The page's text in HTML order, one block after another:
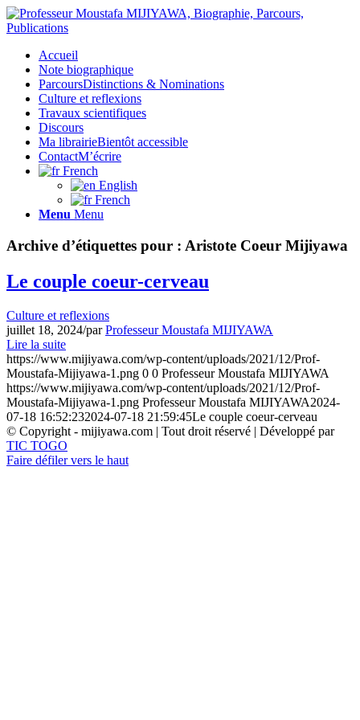
Accueil
Note biographique
ParcoursDistinctions & Nominations
Culture et reflexions
Travaux scientifiques
Discours
Ma librairieBientôt accessible
ContactM’écrire
French
English
French
Menu Menu
Archive d’étiquettes pour : Aristote Coeur Mijiyawa
Le couple coeur-cerveau
Culture et reflexions
juillet 18, 2024/parProfesseur Moustafa MIJIYAWA
Lire la suite
https://www.mijiyawa.com/wp-content/uploads/2021/12/Prof-
Moustafa-Mijiyawa-1.png 0 0 Professeur Moustafa MIJIYAWA
https://www.mijiyawa.com/wp-content/uploads/2021/12/Prof-
Moustafa-Mijiyawa-1.png Professeur Moustafa MIJIYAWA2024-
07-18 16:52:232024-07-18 21:59:45Le couple coeur-cerveau
© Copyright - mijiyawa.com | Tout droit réservé | Développé par
TIC TOGO
Faire défiler vers le haut